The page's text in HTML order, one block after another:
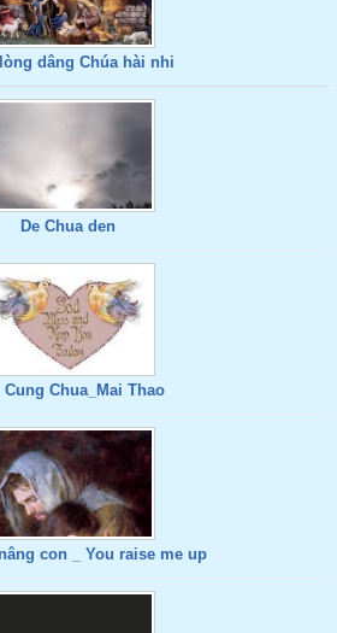
dâng Chúa hài nhi
De Chua den
Cung Chua_Mai Thao
con _ You raise me up